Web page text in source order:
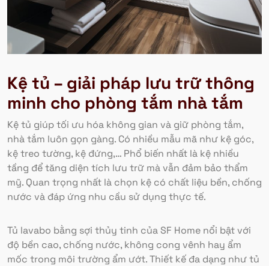
Kệ tủ – giải pháp lưu trữ thông
minh cho phòng tắm nhà tắm
Kệ tủ giúp tối ưu hóa không gian và giữ phòng tắm,
nhà tắm luôn gọn gàng. Có nhiều mẫu mã như kệ góc,
kệ treo tường, kệ đứng,… Phổ biến nhất là kệ nhiều
tầng để tăng diện tích lưu trữ mà vẫn đảm bảo thẩm
mỹ. Quan trọng nhất là chọn kệ có chất liệu bền, chống
nước và đáp ứng nhu cầu sử dụng thực tế.
Tủ lavabo bằng sợi thủy tinh của SF Home nổi bật với
độ bền cao, chống nước, không cong vênh hay ẩm
mốc trong môi trường ẩm ướt. Thiết kế đa dạng như tủ